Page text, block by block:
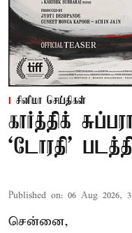
சினிமா செய்திகள்
கார்த்திக்
`டோரதி'
Published on: 06 Aug 2026,
சென்னை,